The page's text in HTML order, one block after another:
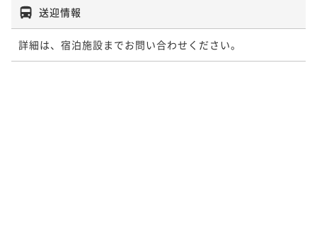
送迎情報
詳細は、宿泊施設までお問い合わせください。